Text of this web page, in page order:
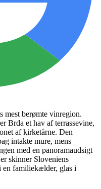
mest berømte vinregion.
Brda et hav af terrassevine,
af kirketårne. Den
intakte mure, mens
med en panoramaudsigt
skinner Sloveniens
en familiekælder, glas i